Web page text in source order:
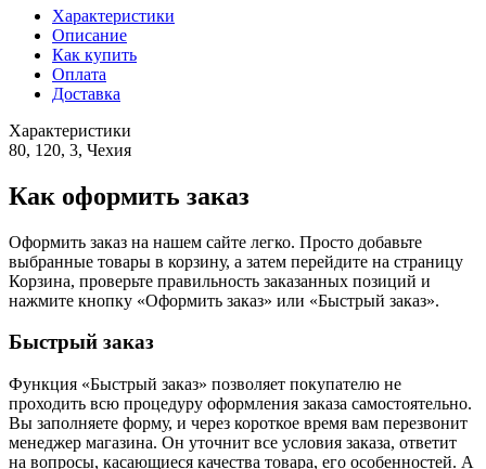
Характеристики
Описание
Как купить
Оплата
Доставка
Характеристики
80, 120, 3, Чехия
Как оформить заказ
Оформить заказ на нашем сайте легко. Просто добавьте
выбранные товары в корзину, а затем перейдите на страницу
Корзина, проверьте правильность заказанных позиций и
нажмите кнопку «Оформить заказ» или «Быстрый заказ».
Быстрый заказ
Функция «Быстрый заказ» позволяет покупателю не
проходить всю процедуру оформления заказа самостоятельно.
Вы заполняете форму, и через короткое время вам перезвонит
менеджер магазина. Он уточнит все условия заказа, ответит
на вопросы, касающиеся качества товара, его особенностей. А